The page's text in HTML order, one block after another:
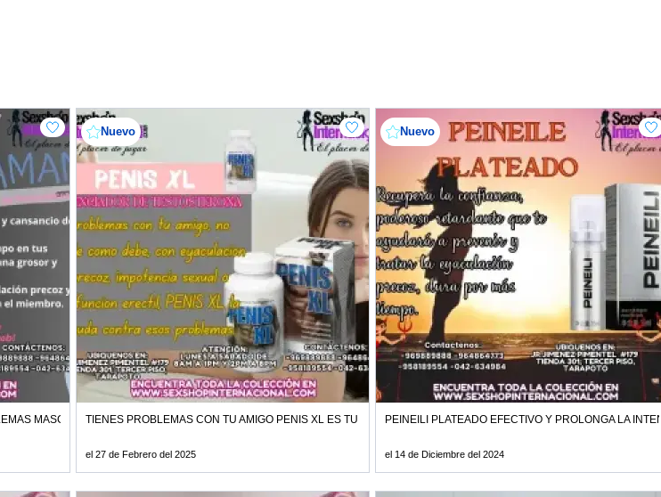
MASCULINOS Y EMPIEZA A REVIVIR LA LLAMA DE LA PASION
Nuevo
TIENES PROBLEMAS CON TU AMIGO PENIS XL ES TU SOLUCION
el 27 de Febrero del 2025
Nuevo
PEINEILI PLATEADO EFECTIVO Y PROLONGA LA
el 14 de Diciembre del 2024